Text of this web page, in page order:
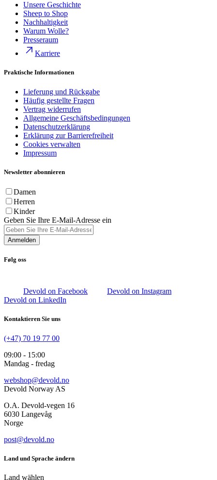
Unsere Geschichte
Sheep to Shop
Nachhaltigkeit
Warum Wolle?
Presseraum
Karriere
Praktische Informationen
Lieferung und Rückgabe
Häufig gestellte Fragen
Vertrag widerrufen
Allgemeine Geschäftsbedingungen
Datenschutzerklärung
Erklärung zur Barrierefreiheit
Cookies verwalten
Impressum
Newsletter abonnieren
Damen
Herren
Kinder
Geben Sie Ihre E-Mail-Adresse ein
Anmelden
Følg oss
Devold on Facebook
Devold on Instagram
Devold on LinkedIn
Kontaktieren Sie uns
(+47) 70 19 77 00
09:00 - 15:00
Mandag - fredag
webshop@devold.no
Devold Norway AS
O.A. Devold-vegen 16
6030 Langevåg
Norge
post@devold.no
Land und Sprache ändern
Land wählen